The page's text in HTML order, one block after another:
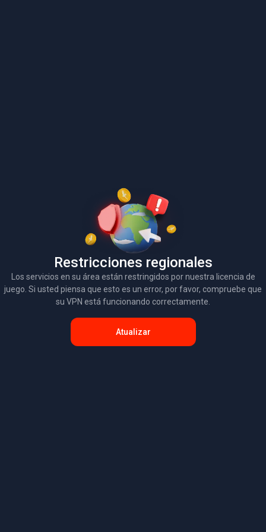
Restricciones regionales
Los servicios en su área están restringidos por nuestra licencia de
juego. Si usted piensa que esto es un error, por favor, compruebe que
su VPN está funcionando correctamente.
Atualizar